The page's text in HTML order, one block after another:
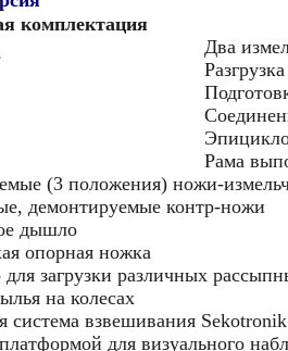
комплектация
Два
Рама
(3 положения) ножи-
демонтируемые контр-ножи
дышло
опорная ножка
для загрузки различных
на колесах
система взвешивания
для визуального